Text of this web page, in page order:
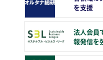
を支援
法人会員
報発信を